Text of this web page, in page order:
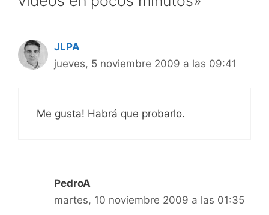
JLPA
jueves, 5 noviembre 2009 a las 09:41
Me gusta! Habrá que probarlo.
PedroA
martes, 10 noviembre 2009 a las 01:35